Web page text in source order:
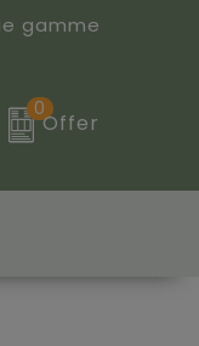
gamme
0
Offer